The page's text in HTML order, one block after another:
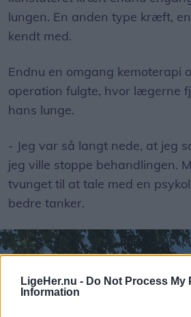
LigeHer.nu - Do Not Process My
Information
lungen. En anden type kræft,
kendt med.
Endnu en omgang kemoterapi
operation fulgte, hvor lægerne
hans lunge.
- Jeg var så langt nede, at jeg
jeg ville stoppe behandlingen.
tvunget til at tale med en
bedre tanker.